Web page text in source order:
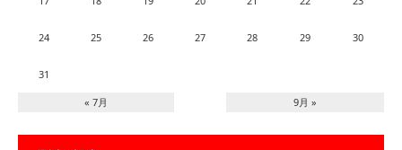
24 25 26 27 28 29 30
31
« 7月 9月 »